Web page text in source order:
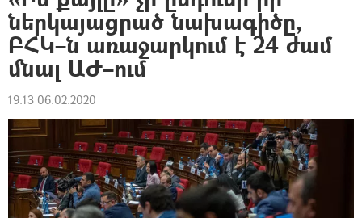
ներկայացրած նախագիծը,
ԲՀԿ–ն առաջարկում է 24 ժամ
մնալ ԱԺ–ում
19:13 06.02.2020